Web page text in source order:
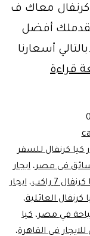
كرنفال معاك ف
أفضل
أسعارنا
قراءةاسعار
في
مصر
كرنفال للسفر
فى مصر، ايجار
7 راكب ،ايجار
كرنفال العائلية،
في مصر، كيا
للايجار في القاهرة،